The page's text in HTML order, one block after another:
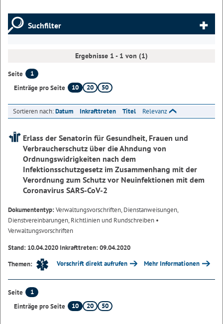
Suchfilter
Ergebnisse 1 - 1 von (1)
Seite
1
Einträge pro Seite
10 20 50
Sortieren nach:Datum Inkrafttreten Titel Relevanz
Erlass der Senatorin für Gesundheit, Frauen und
Verbraucherschutz über die Ahndung von
Ordnungswidrigkeiten nach dem
Infektionsschutzgesetz im Zusammenhang mit der
Verordnung zum Schutz vor Neuinfektionen mit dem
Coronavirus SARS-CoV-2
Dokumententyp:Verwaltungsvorschriften, Dienstanweisungen,
Dienstvereinbarungen, Richtlinien und Rundschreiben •
Verwaltungsvorschriften
Stand: 10.04.2020 Inkrafttreten: 09.04.2020
Themen:
Vorschrift direkt aufrufen Mehr Informationen
Seite
1
Einträge pro Seite
10 20 50